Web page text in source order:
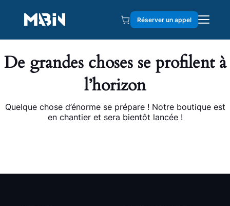
Réserver un appel
De grandes choses se profilent à
l’horizon
Quelque chose d’énorme se prépare ! Notre boutique est
en chantier et sera bientôt lancée !